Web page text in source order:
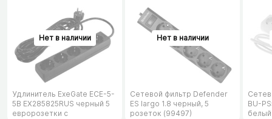
Удлинитель ExeGate ECE-5-
5B EX285825RUS черный 5
евророзетки с
Сетевой фильтр Defender
ES largo 1.8 черный, 5
розеток (99497)
BU-
белый